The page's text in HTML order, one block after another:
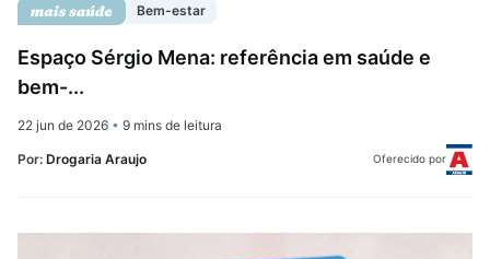
Bem-estar
Espaço Sérgio Mena: referência em saúde e
bem-...
22 jun de 2026 • 9 mins de leitura
Por: Drogaria Araujo Oferecido por